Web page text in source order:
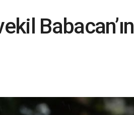
Babacan’ın